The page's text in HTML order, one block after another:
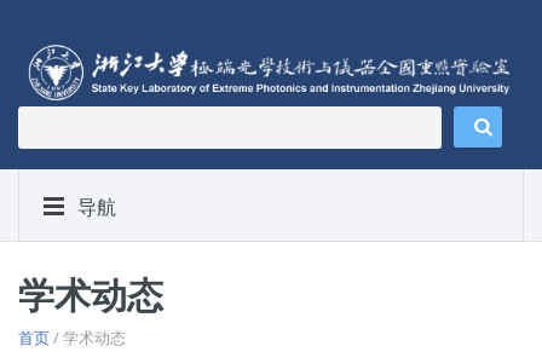
导航
学术动态
首页/ 学术动态